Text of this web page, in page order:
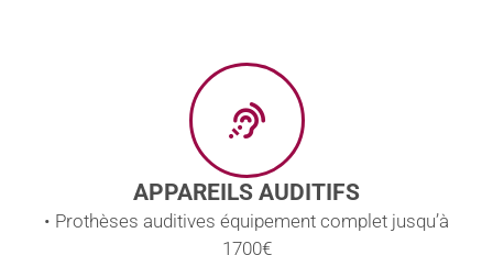
APPAREILS AUDITIFS
• Prothèses auditives équipement complet jusqu’à
1700€